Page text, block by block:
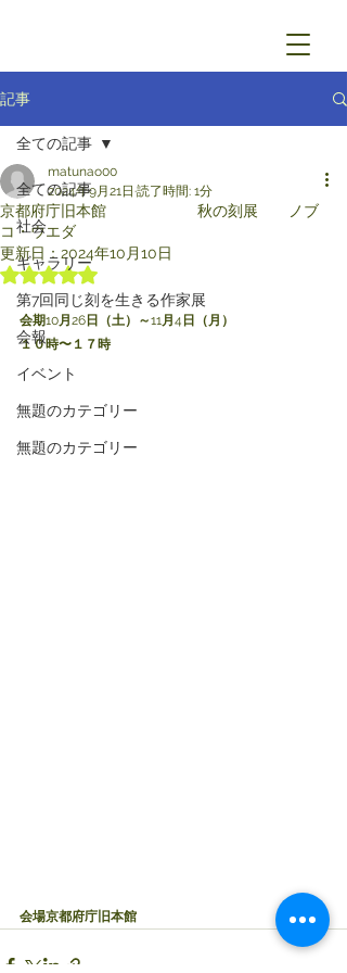
記事
全ての記事
社会
ギャラリー
第7回同じ刻を生きる作家展
会報
イベント
無題のカテゴリー
無題のカテゴリー
全ての記事
京都府庁旧本館 秋の刻展 ノブ
コ・ウエダ
matunao00
2024年9月21日 読了時間: 1分
更新日： 2024年10月10日
5つ星のうちNaNと評価されています。
会期10月 26 日（土）～11月 4 日（月）
１０時〜１７時
会場京都府庁旧本館